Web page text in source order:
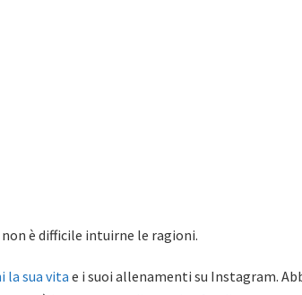
non è difficile intuirne le ragioni.
la sua vita e i suoi allenamenti su Instagram.